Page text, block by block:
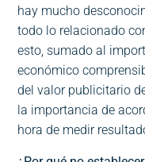
hay mucho
todo lo relacionado
esto, sumado al
económico
del valor publicitario
la importancia de
hora de medir